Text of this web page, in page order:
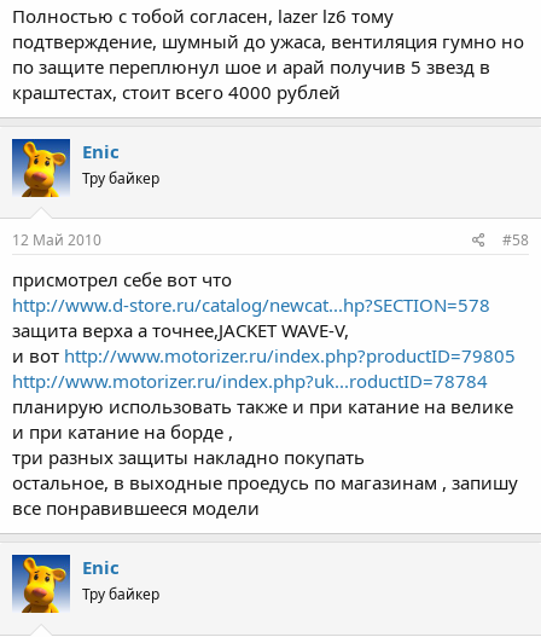
Полностью с тобой согласен, lazer lz6 тому
подтверждение, шумный до ужаса, вентиляция гумно но
по защите переплюнул шое и арай получив 5 звезд в
краштестах, стоит всего 4000 рублей
Enic
Тру байкер
12 Май 2010 #58
присмотрел себе вот что
http://www.d-store.ru/catalog/newcat...hp?SECTION=578
защита верха а точнее,JACKET WAVE-V,
и вот http://www.motorizer.ru/index.php?productID=79805
http://www.motorizer.ru/index.php?uk...roductID=78784
планирую использовать также и при катание на велике
и при катание на борде ,
три разных защиты накладно покупать
остальное, в выходные проедусь по магазинам , запишу
все понравившееся модели
Enic
Тру байкер